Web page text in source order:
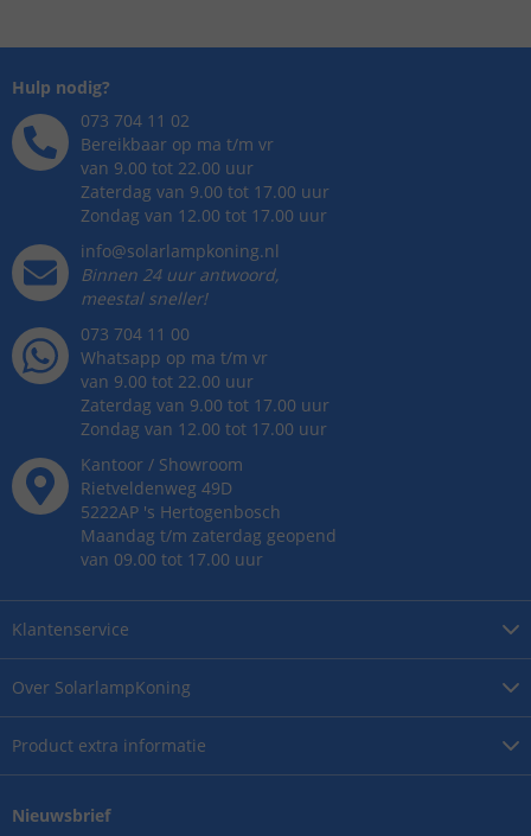
Over SolarlampKoning
Product extra informatie
Klantenservice
Hulp nodig?
073 704 11 02
Bereikbaar op ma t/m vr
van 9.00 tot 22.00 uur
Zaterdag van 9.00 tot 17.00 uur
Zondag van 12.00 tot 17.00 uur
info@solarlampkoning.nl
Binnen 24 uur antwoord,
meestal sneller!
073 704 11 00
Whatsapp op ma t/m vr
van 9.00 tot 22.00 uur
Zaterdag van 9.00 tot 17.00 uur
Zondag van 12.00 tot 17.00 uur
Kantoor / Showroom
Rietveldenweg 49D
5222AP 's Hertogenbosch
Maandag t/m zaterdag geopend
van 09.00 tot 17.00 uur
Nieuwsbrief